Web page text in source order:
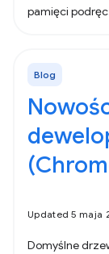
pamięci
Blog
Updated 5 maja
Domyślne